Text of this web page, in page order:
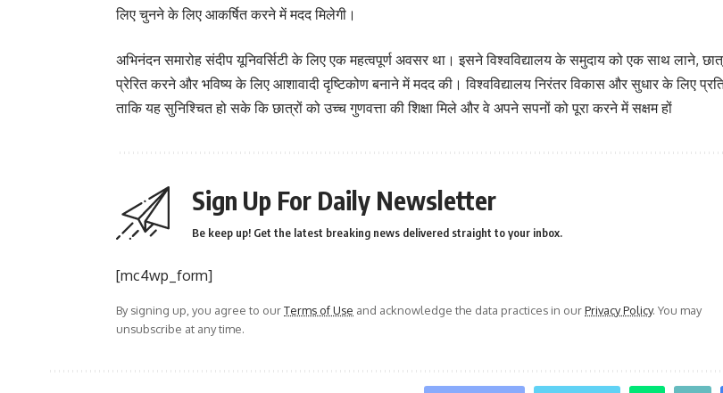
लिए चुनने के लिए आकर्षित करने में मदद मिलेगी।
अभिनंदन समारोह संदीप यूनिवर्सिटी के लिए एक महत्वपूर्ण अवसर था। इसने विश्वविद्यालय के समुदाय को एक साथ लाने,
प्रेरित करने और भविष्य के लिए आशावादी दृष्टिकोण बनाने में मदद की। विश्वविद्यालय निरंतर विकास और सुधार के लिए
ताकि यह सुनिश्चित हो सके कि छात्रों को उच्च गुणवत्ता की शिक्षा मिले और वे अपने सपनों को पूरा करने में सक्षम हों
Sign Up For Daily Newsletter
Be keep up! Get the latest breaking news delivered straight to your inbox.
[mc4wp_form]
By signing up, you agree to ourTerms of Use and acknowledge the data practices in ourPrivacy Policy. You may
unsubscribe at any time.